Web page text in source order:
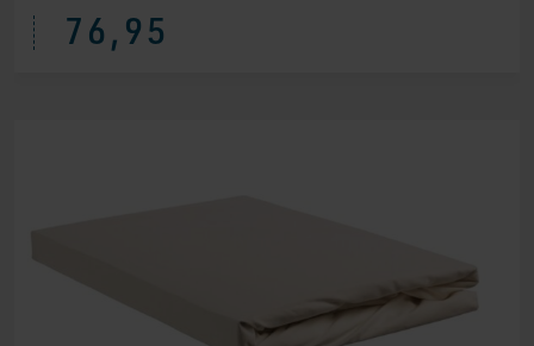
76,95